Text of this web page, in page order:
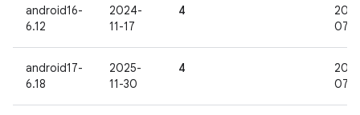
android16-
6.12
2024-
11-17
4
07-
android17-
6.18
2025-
11-30
4
07-